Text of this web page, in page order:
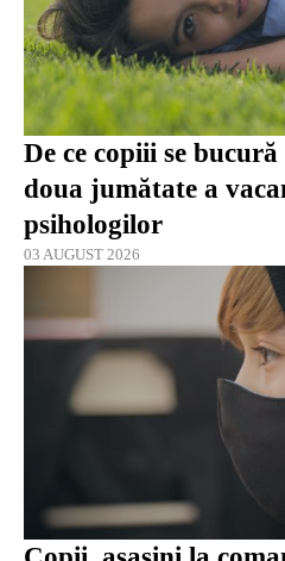
De ce copiii se
doua jumătate a
psihologilor
03 AUGUST 2026